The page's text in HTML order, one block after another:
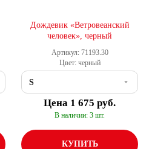
Дождевик «Ветровеанский
человек», черный
Артикул: 71193.30
Цвет: черный
Цена 1 675 руб.
В наличии: 3 шт.
КУПИТЬ